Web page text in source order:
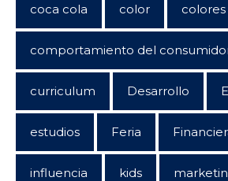
coca cola color colores
comportamiento del
curriculum Desarrollo
estudios Feria
influencia kids